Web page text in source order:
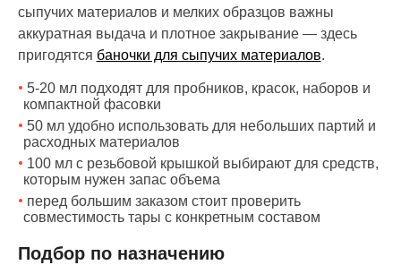
сыпучих материалов и мелких образцов важны
аккуратная выдача и плотное закрывание — здесь
пригодятся баночки для сыпучих материалов.
5-20 мл подходят для пробников, красок, наборов и
компактной фасовки
50 мл удобно использовать для небольших партий и
расходных материалов
100 мл с резьбовой крышкой выбирают для средств,
которым нужен запас объема
перед большим заказом стоит проверить
совместимость тары с конкретным составом
Подбор по назначению